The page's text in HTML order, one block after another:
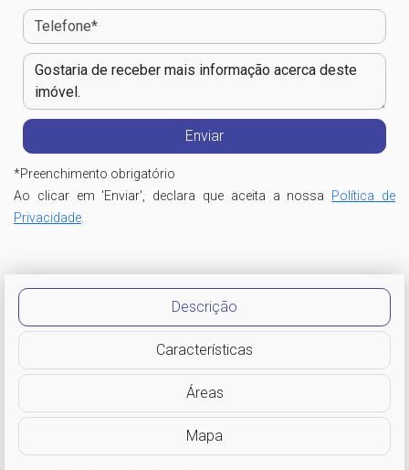
*Preenchimento obrigatório
Ao clicar em 'Enviar', declara que aceita a nossa Política de
Privacidade.
Descrição
Características
Áreas
Mapa